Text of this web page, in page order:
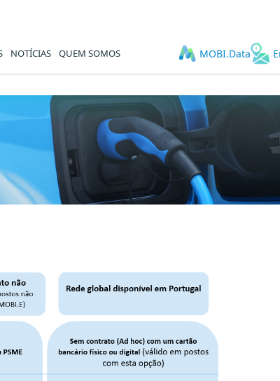
NOTÍCIAS QUEM SOMOS MOBI.Data